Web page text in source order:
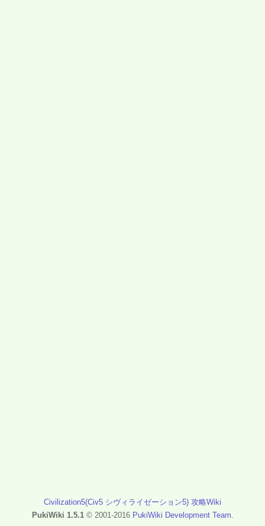
Civilization5(Civ5 シヴィライゼーション5) 攻略Wiki
PukiWiki 1.5.1© 2001-2016 PukiWiki Development Team.